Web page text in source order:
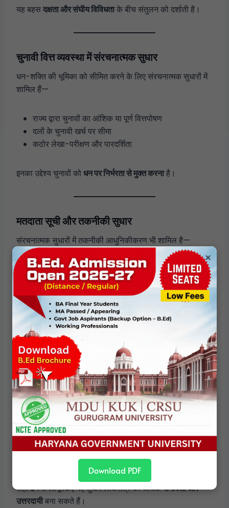
यह बहसदक्षता और संघीय विविधताके बीच संतुलन को दर्शाती है।
चुनावी वित्त व्यवस्था में संरचनात्मक सुधार
धन-शक्ति की भूमिका को सीमित करने के लिए संरचनात्मक सुधारों में
शामिल हैं—
राज्य द्वारा चुनावों का आंशिक या पूर्ण वित्तपोषण
दलों के चुनावी खर्च पर सीमा
कठोर लेखा-परीक्षण और पारदर्शिता
इनका उद्देश्य चुनावों कोधन पर निर्भरता से मुक्त करनाहै।
मतदाता सूची और तकनीकी सुधार
संरचनात्मक सुधारों में तकनीकी आधुनिकीकरण भी शामिल है—
मतदाता सूचियों का निरंतर अद्यतन
पहचान आधारित पंजीकरण (उचित सुरक्षा उपायों के साथ)
तकनीक के माध्यम से पारदर्शिता और पहुँच बढ़ाना
ये सुधार समावेशन और प्रशासनिक दक्षता को मजबूत करते हैं।
संरचनात्मक सुधार और लोकतांत्रिक सुदृढ़ीकरण
संरचनात्मक निर्वाचन सुधार केवल तकनीकी परिवर्तन नहीं हैं। वे—
राजनीतिक प्रतिस्पर्धा की प्रकृति
प्रतिनिधित्व की गुणवत्ता
शासन की जवाबदेही
को गहराई से प्रभावित करते हैं।
सही ढंग से लागू किए गए सुधार लोकतंत्र को अधिकसमावेशी और
उत्तरदायीबना सकते हैं।
×
Download PDF